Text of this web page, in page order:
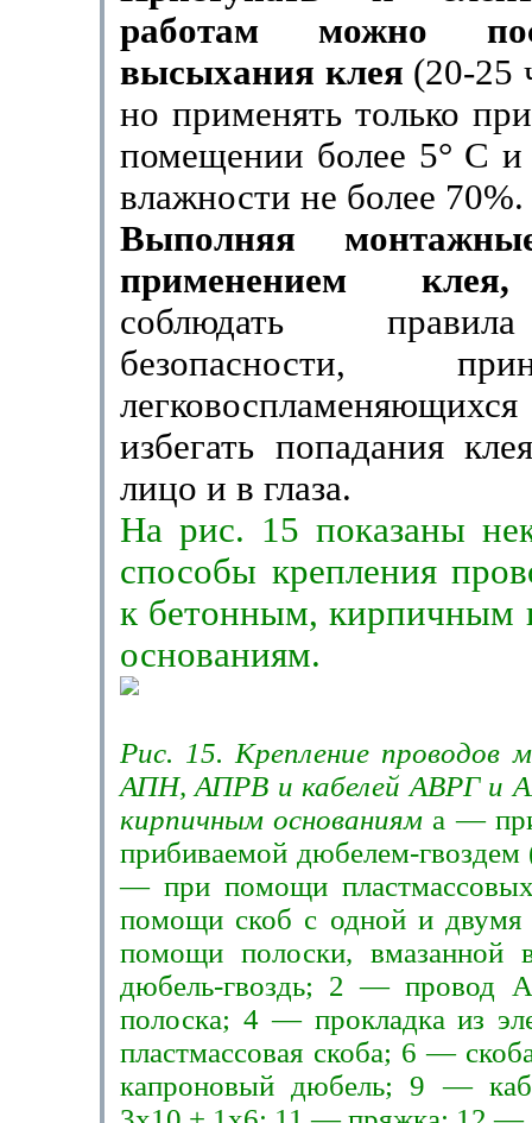
работам можно
высыхания клея (20-25
но применять только
помещении бо­лее 5° С и
влажности не более 70%.
Выполняя
применением
соблюдать
безопасности,
избе­гать попадания
лицо и в глаза.
На рис. 15 показаны
способы креп­ления
к бетонным,
основаниям.
Рис. 15. Крепление
АПН, АПРВ и кабелей АВРГ и
кирпичным основаниям а —
прибиваемой дюбелем-гвоздем
— при помощи
помо­щи скоб с одной и
помощи полоски,
дюбель-гвоздь; 2 —
полоска; 4 — прокладка из
пластмассо­вая скоба; 6 —
капроновый дюбель; 9 —